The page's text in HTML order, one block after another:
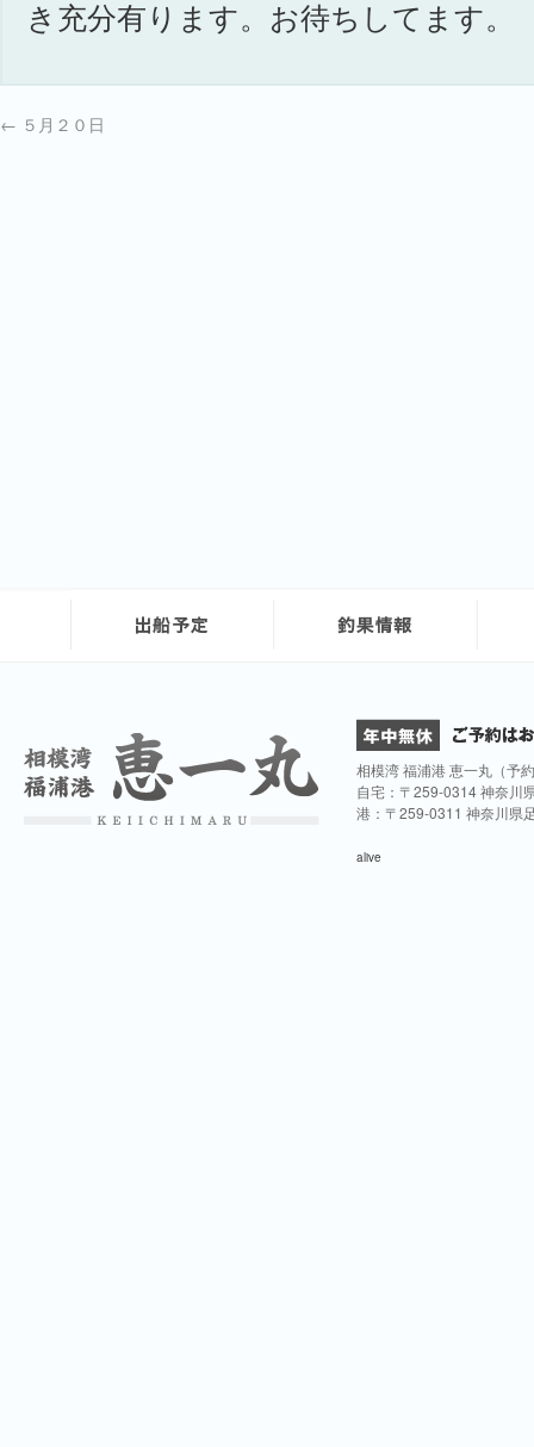
き充分有ります。お待ちしてます。
← ５月２０日
相模湾 福浦港 恵一丸（予
自宅：〒259-0314 神奈川
港：〒259-0311 神奈川県
alive